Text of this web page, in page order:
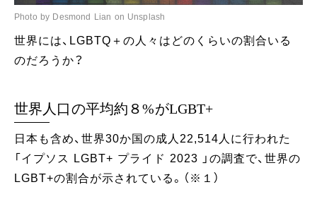
Photo by Desmond Lian on Unsplash
世界には、LGBTQ＋の人々はどのくらいの割合いる
のだろうか？
世界人口の平均約８%がLGBT+
日本も含め、世界30か国の成人22,514人に行われた
「イプソス LGBT+ プライド 2023 」の調査で、世界の
LGBT+の割合が示されている。（※１）